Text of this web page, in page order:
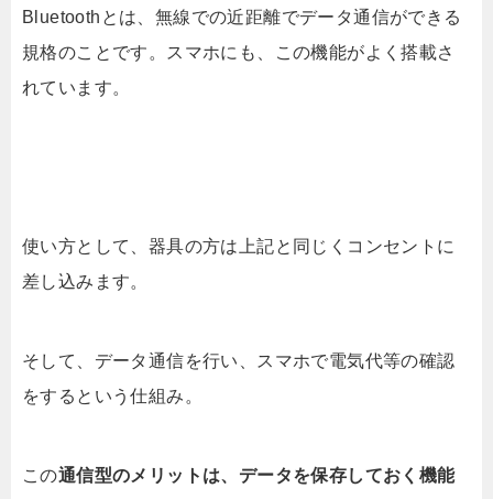
Bluetoothとは、無線での近距離でデータ通信ができる
規格のことです。スマホにも、この機能がよく搭載さ
れています。
使い方として、器具の方は上記と同じくコンセントに
差し込みます。
そして、データ通信を行い、スマホで電気代等の確認
をするという仕組み。
この通信型のメリットは、データを保存しておく機能